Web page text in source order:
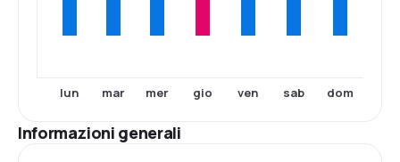
lun mar mer gio ven sab dom
Informazioni generali